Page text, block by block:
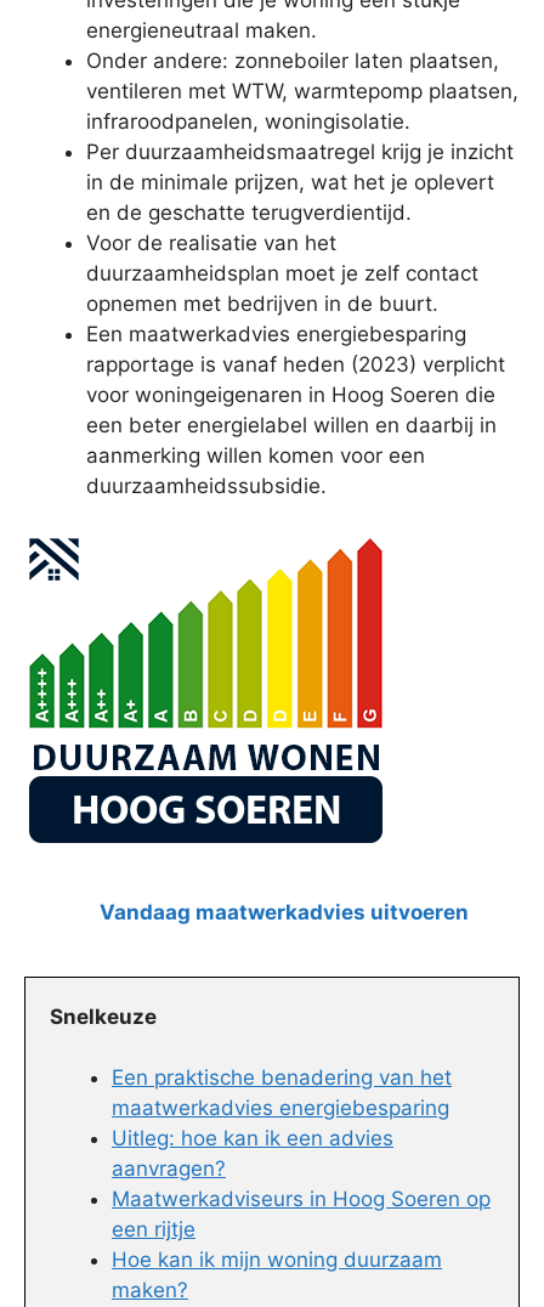
energieneutraal maken.
Onder andere: zonneboiler laten plaatsen,
ventileren met WTW, warmtepomp plaatsen,
infraroodpanelen, woningisolatie.
Per duurzaamheidsmaatregel krijg je inzicht
in de minimale prijzen, wat het je oplevert
en de geschatte terugverdientijd.
Voor de realisatie van het
duurzaamheidsplan moet je zelf contact
opnemen met bedrijven in de buurt.
Een maatwerkadvies energiebesparing
rapportage is vanaf heden (2023) verplicht
voor woningeigenaren in Hoog Soeren die
een beter energielabel willen en daarbij in
aanmerking willen komen voor een
duurzaamheidssubsidie.
Vandaag maatwerkadvies uitvoeren
Snelkeuze
Een praktische benadering van het
maatwerkadvies energiebesparing
Uitleg: hoe kan ik een advies
aanvragen?
Maatwerkadviseurs in Hoog Soeren op
een rijtje
Hoe kan ik mijn woning duurzaam
maken?